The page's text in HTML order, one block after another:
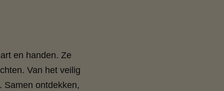
en handen. Ze
Van het veilig
Samen ontdekken,